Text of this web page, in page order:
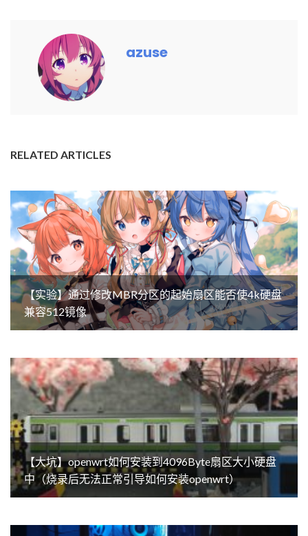
azuse
RELATED ARTICLES
【实验】通过修改MBR分区的起始扇区能否使4k硬盘
兼容512镜像
【大坑】openwrt如何安装到4096Byte扇区大小硬盘
中（烧录后无法正常引导如何安装openwrt）